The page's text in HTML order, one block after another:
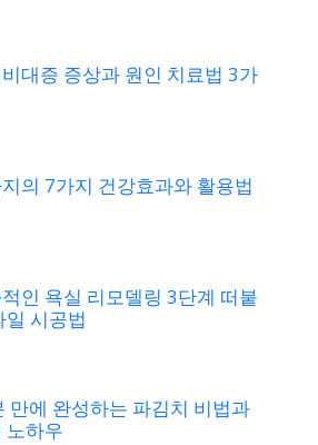
대증 증상과 원인 치료법 3가
의 7가지 건강효과와 활용법
인 욕실 리모델링 3단계 떠붙
일 시공법
만에 완성하는 파김치 비법과
노하우